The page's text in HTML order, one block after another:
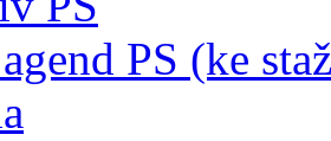
PS (ke